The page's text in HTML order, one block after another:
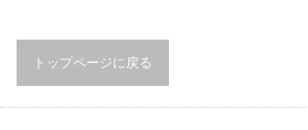
トップページに戻る